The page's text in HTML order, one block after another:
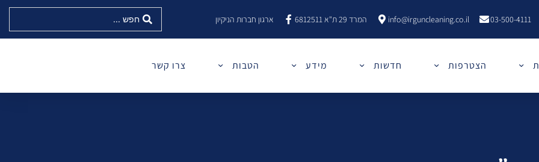
03-500-4111
info@irguncleaning.co.il המרד 29 ת"א 6812511 ארגון חברות הניקיון
הצטרפות חדשות מידע הטבות צרו קשר